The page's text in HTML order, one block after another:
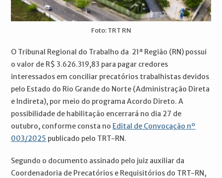
Foto: TRT RN
O Tribunal Regional do Trabalho da 21ª Região (RN) possui
o valor de R$ 3.626.319,83 para pagar credores
interessados em conciliar precatórios trabalhistas devidos
pelo Estado do Rio Grande do Norte (Administração Direta
e Indireta), por meio do programa Acordo Direto. A
possibilidade de habilitação encerrará no dia 27 de
outubro, conforme consta no Edital de Convocação nº
003/2025 publicado pelo TRT-RN.
Segundo o documento assinado pelo juiz auxiliar da
Coordenadoria de Precatórios e Requisitórios do TRT-RN,